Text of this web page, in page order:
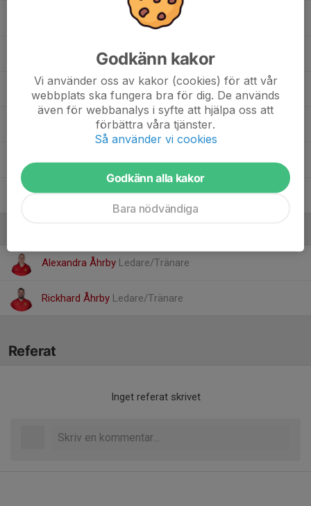
Lucas Åhrby
Marko Savikj
, Pojkar 10 år (P10)
Olle Johansson
Ossi Viljanen
Alexandra Åhrby Ledare/Tränare
Rickhard Åhrby Ledare/Tränare
Referat
Inget referat skrivet
Godkänn kakor
Vi använder oss av kakor (cookies) för att vår
webbplats ska fungera bra för dig. De används
även för webbanalys i syfte att hjälpa oss att
förbättra våra tjänster.
Så använder vi cookies
Godkänn alla kakor
Bara nödvändiga